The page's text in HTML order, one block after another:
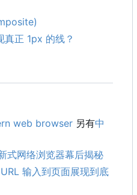
真正 1px 的线？
web browser 另有中
式网络浏览器幕后揭秘
输入到页面展现到底